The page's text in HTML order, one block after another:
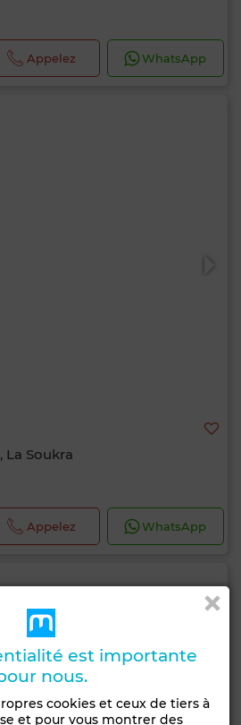
Appelez WhatsApp
La Soukra
Appelez WhatsApp
est importante
nous.
cookies et ceux de tiers à
et pour vous montrer des